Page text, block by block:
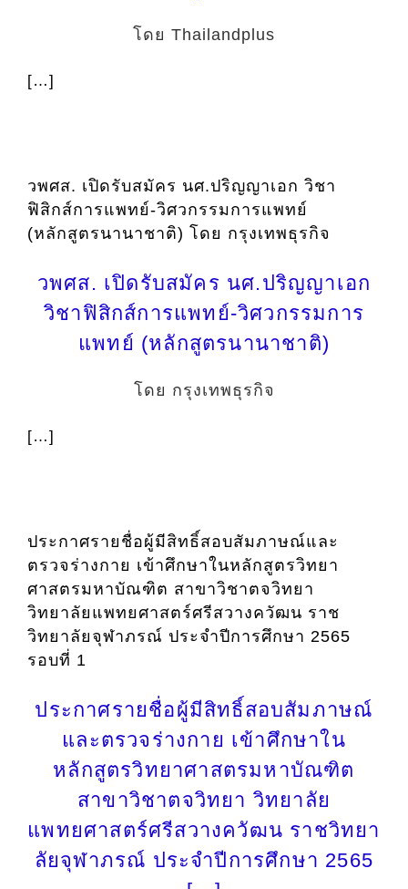
โดย Thailandplus
[…]
วพศส. เปิดรับสมัคร นศ.ปริญญาเอก วิชา
ฟิสิกส์การแพทย์-วิศวกรรมการแพทย์
(หลักสูตรนานาชาติ) โดย กรุงเทพธุรกิจ
วพศส. เปิดรับสมัคร นศ.ปริญญาเอก
วิชาฟิสิกส์การแพทย์-วิศวกรรมการ
แพทย์ (หลักสูตรนานาชาติ)
โดย กรุงเทพธุรกิจ
[…]
ประกาศรายชื่อผู้มีสิทธิ์สอบสัมภาษณ์และ
ตรวจร่างกาย เข้าศึกษาในหลักสูตรวิทยา
ศาสตรมหาบัณฑิต สาขาวิชาตจวิทยา
วิทยาลัยแพทยศาสตร์ศรีสวางควัฒน ราช
วิทยาลัยจุฬาภรณ์ ประจำปีการศึกษา 2565
รอบที่ 1
ประกาศรายชื่อผู้มีสิทธิ์สอบสัมภาษณ์
และตรวจร่างกาย เข้าศึกษาใน
หลักสูตรวิทยาศาสตรมหาบัณฑิต
สาขาวิชาตจวิทยา วิทยาลัย
แพทยศาสตร์ศรีสวางควัฒน ราชวิทยา
ลัยจุฬาภรณ์ ประจำปีการศึกษา 2565